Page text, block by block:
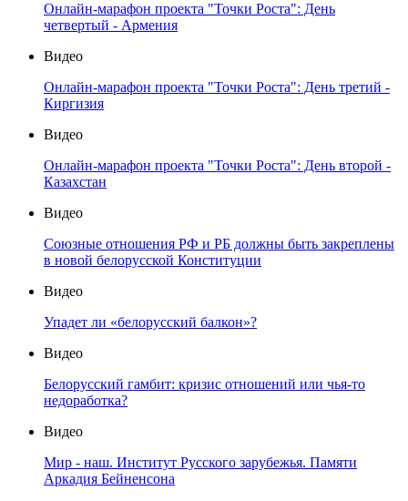
Онлайн-марафон проекта "Точки Роста": День
четвертый - Армения
Видео
Онлайн-марафон проекта "Точки Роста": День третий -
Киргизия
Видео
Онлайн-марафон проекта "Точки Роста": День второй -
Казахстан
Видео
Союзные отношения РФ и РБ должны быть закреплены
в новой белорусской Конституции
Видео
Упадет ли «белорусский балкон»?
Видео
Белорусский гамбит: кризис отношений или чья-то
недоработка?
Видео
Мир - наш. Институт Русского зарубежья. Памяти
Аркадия Бейненсона